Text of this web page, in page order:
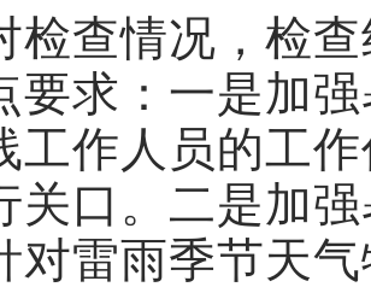
情况，检查
要求：一是加
工作人员的工
关口。二是加
对雷雨季节天